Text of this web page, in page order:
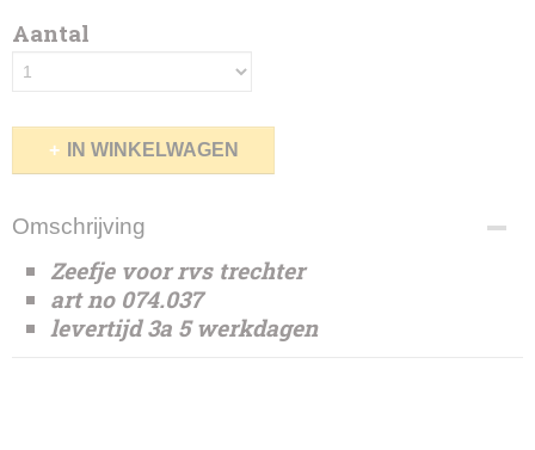
Aantal
IN WINKELWAGEN
Omschrijving
Zeefje voor rvs trechter
art no 074.037
levertijd 3a 5 werkdagen